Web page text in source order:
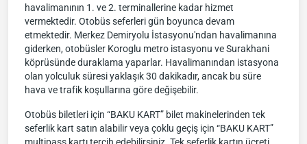
havalimanının 1. ve 2. terminallerine kadar hizmet
vermektedir. Otobüs seferleri gün boyunca devam
etmektedir. Merkez Demiryolu İstasyonu'ndan havalimanına
giderken, otobüsler Koroglu metro istasyonu ve Surakhani
köprüsünde duraklama yaparlar. Havalimanından istasyona
olan yolculuk süresi yaklaşık 30 dakikadır, ancak bu süre
hava ve trafik koşullarına göre değişebilir.
Otobüs biletleri için “BAKU KART” bilet makinelerinden tek
seferlik kart satın alabilir veya çoklu geçiş için “BAKU KART”